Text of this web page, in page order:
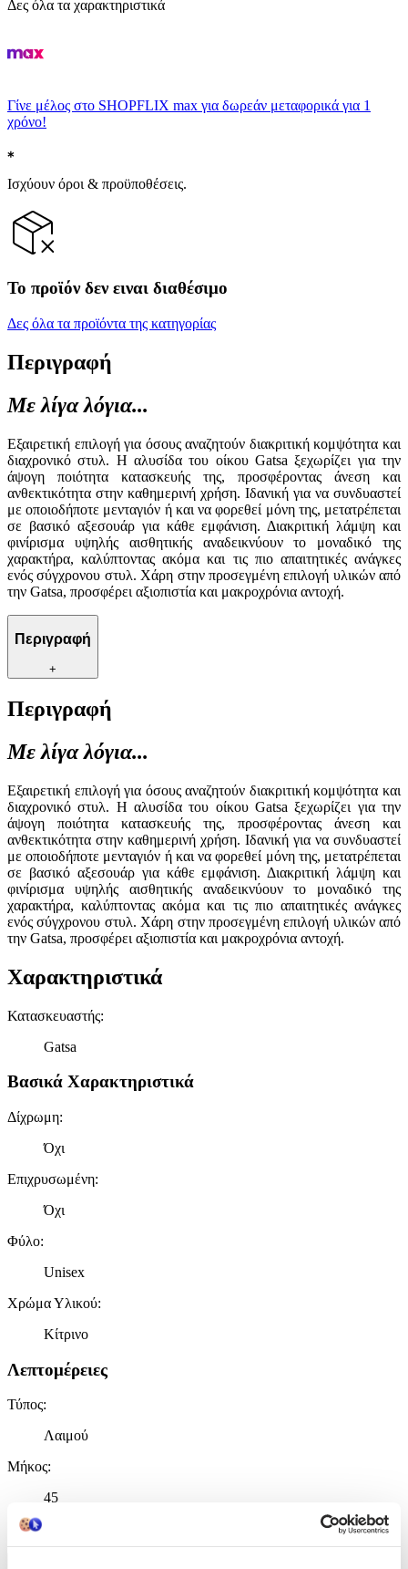
Δες όλα τα χαρακτηριστικά
Γίνε μέλος στο SHOPFLIX max για δωρεάν μεταφορικά για 1
χρόνο!
Ισχύουν όροι & προϋποθέσεις.
Το προϊόν δεν ειναι διαθέσιμο
Δες όλα τα προϊόντα της κατηγορίας
Περιγραφή
Με λίγα λόγια...
Εξαιρετική επιλογή για όσους αναζητούν διακριτική κομψότητα και
διαχρονικό στυλ. Η αλυσίδα του οίκου Gatsa ξεχωρίζει για την
άψογη ποιότητα κατασκευής της, προσφέροντας άνεση και
ανθεκτικότητα στην καθημερινή χρήση. Ιδανική για να συνδυαστεί
με οποιοδήποτε μενταγιόν ή και να φορεθεί μόνη της, μετατρέπεται
σε βασικό αξεσουάρ για κάθε εμφάνιση. Διακριτική λάμψη και
φινίρισμα υψηλής αισθητικής αναδεικνύουν το μοναδικό της
χαρακτήρα, καλύπτοντας ακόμα και τις πιο απαιτητικές ανάγκες
ενός σύγχρονου στυλ. Χάρη στην προσεγμένη επιλογή υλικών από
την Gatsa, προσφέρει αξιοπιστία και μακροχρόνια αντοχή.
Περιγραφή
+
Περιγραφή
Με λίγα λόγια...
Εξαιρετική επιλογή για όσους αναζητούν διακριτική κομψότητα και
διαχρονικό στυλ. Η αλυσίδα του οίκου Gatsa ξεχωρίζει για την
άψογη ποιότητα κατασκευής της, προσφέροντας άνεση και
ανθεκτικότητα στην καθημερινή χρήση. Ιδανική για να συνδυαστεί
με οποιοδήποτε μενταγιόν ή και να φορεθεί μόνη της, μετατρέπεται
σε βασικό αξεσουάρ για κάθε εμφάνιση. Διακριτική λάμψη και
φινίρισμα υψηλής αισθητικής αναδεικνύουν το μοναδικό της
χαρακτήρα, καλύπτοντας ακόμα και τις πιο απαιτητικές ανάγκες
ενός σύγχρονου στυλ. Χάρη στην προσεγμένη επιλογή υλικών από
την Gatsa, προσφέρει αξιοπιστία και μακροχρόνια αντοχή.
Χαρακτηριστικά
Κατασκευαστής:
Gatsa
Βασικά Χαρακτηριστικά
Δίχρωμη:
Όχι
Επιχρυσωμένη:
Όχι
Φύλο:
Unisex
Χρώμα Υλικού:
Κίτρινο
Λεπτομέρειες
Τύπος:
Λαιμού
Μήκος:
45